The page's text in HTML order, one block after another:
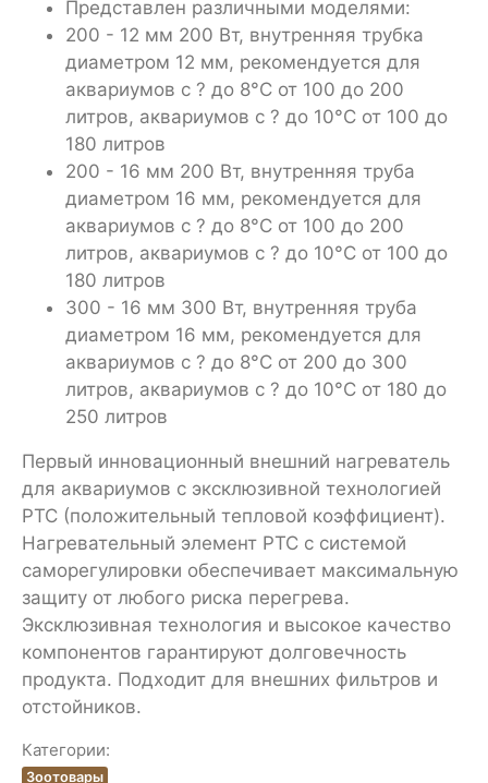
Представлен различными моделями:
200 - 12 мм 200 Вт, внутренняя трубка
диаметром 12 мм, рекомендуется для
аквариумов с ? до 8°С от 100 до 200
литров, аквариумов с ? до 10°С от 100 до
180 литров
200 - 16 мм 200 Вт, внутренняя труба
диаметром 16 мм, рекомендуется для
аквариумов с ? до 8°С от 100 до 200
литров, аквариумов с ? до 10°С от 100 до
180 литров
300 - 16 мм 300 Вт, внутренняя труба
диаметром 16 мм, рекомендуется для
аквариумов с ? до 8°С от 200 до 300
литров, аквариумов с ? до 10°С от 180 до
250 литров
Первый инновационный внешний нагреватель
для аквариумов с эксклюзивной технологией
PTC (положительный тепловой коэффициент).
Нагревательный элемент PTC с системой
саморегулировки обеспечивает максимальную
защиту от любого риска перегрева.
Эксклюзивная технология и высокое качество
компонентов гарантируют долговечность
продукта. Подходит для внешних фильтров и
отстойников.
Категории:
Зоотовары